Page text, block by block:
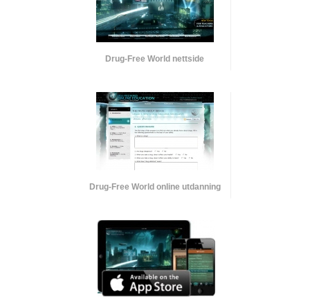
Drug-Free World nettside
Drug-Free World online utdanning